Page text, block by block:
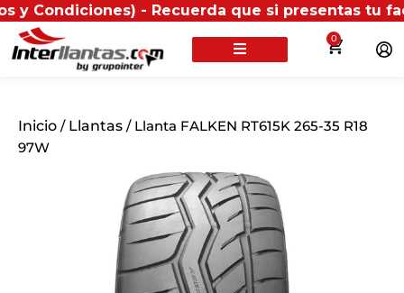
- Recuerda que si presentas tu factura
0
Inicio / Llantas / Llanta FALKEN RT615K 265-35 R18
97W